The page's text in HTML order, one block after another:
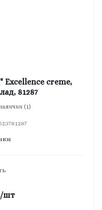
Excellence creme,
81287
(1)
/шт